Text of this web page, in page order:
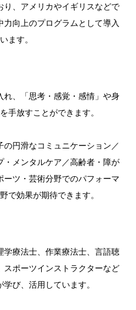
、アメリカやイギリスなどで
向上のプログラムとして導入
ます。
、「思考・感覚・感情」や身
手放すことができます。
円滑なコミュニケーション／
・メンタルケア／高齢者・障が
ツ・芸術分野でのパフォーマ
で効果が期待できます。
療法士、作業療法士、言語聴
ポーツインストラクターなど
び、活用しています。